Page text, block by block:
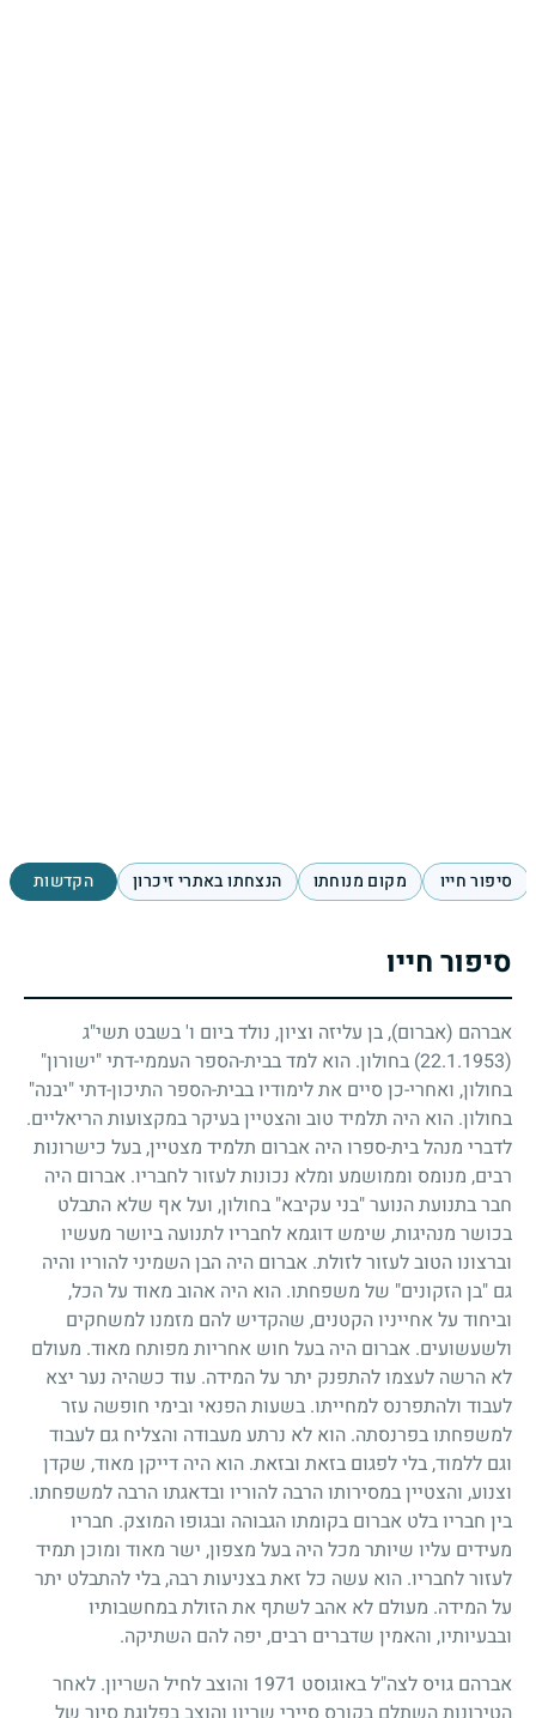
סיפור חייו מקום מנוחתו הנצחתו באתרי זיכרון הקדשות
סיפור חייו
אברהם (אברום), בן עליזה וציון, נולד ביום ו' בשבט תשי"ג
(22.1.1953)
בחולון. הוא למד בבית-הספר העממי-דתי "ישורון"
בחולון, ואחרי-כן סיים את לימודיו בבית-הספר התיכון-דתי "יבנה"
בחולון. הוא היה תלמיד טוב והצטיין בעיקר במקצועות הריאליים.
לדברי מנהל בית-ספרו היה אברום תלמיד מצטיין, בעל כישרונות
רבים, מנומס וממושמע ומלא נכונות לעזור לחבריו. אברום היה
חבר בתנועת הנוער "בני עקיבא" בחולון, ועל אף שלא התבלט
בכושר מנהיגות, שימש דוגמא לחבריו לתנועה ביושר מעשיו
וברצונו הטוב לעזור לזולת. אברום היה הבן השמיני להוריו והיה
גם "בן הזקונים" של משפחתו. הוא היה אהוב מאוד על הכל,
וביחוד על אחייניו הקטנים, שהקדיש להם מזמנו למשחקים
ולשעשועים. אברום היה בעל חוש אחריות מפותח מאוד. מעולם
לא הרשה לעצמו להתפנק יתר על המידה. עוד כשהיה נער יצא
לעבוד ולהתפרנס למחייתו. בשעות הפנאי ובימי חופשה עזר
למשפחתו בפרנסתה. הוא לא נרתע מעבודה והצליח גם לעבוד
וגם ללמוד, בלי לפגום בזאת ובזאת. הוא היה דייקן מאוד, שקדן
וצנוע, והצטיין במסירותו הרבה להוריו ובדאגתו הרבה למשפחתו.
בין חבריו בלט אברום בקומתו הגבוהה ובגופו המוצק. חבריו
מעידים עליו שיותר מכל היה בעל מצפון, ישר מאוד ומוכן תמיד
לעזור לחבריו. הוא עשה כל זאת בצניעות רבה, בלי להתבלט יתר
על המידה. מעולם לא אהב לשתף את הזולת במחשבותיו
ובבעיותיו, והאמין שדברים רבים, יפה להם השתיקה.
אברהם גויס לצה"ל באוגוסט 1971 והוצב לחיל השריון. לאחר